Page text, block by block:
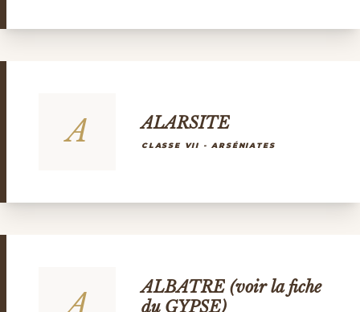
A ALARSITE
CLASSE VII - ARSÉNIATES
ALBATRE (voir la fiche
du GYPSE)